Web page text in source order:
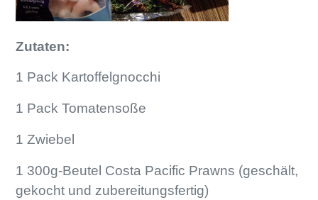
Zutaten:
1 Pack Kartoffelgnocchi
1 Pack Tomatensoße
1 Zwiebel
1 300g-Beutel Costa Pacific Prawns (geschält,
gekocht und zubereitungsfertig)